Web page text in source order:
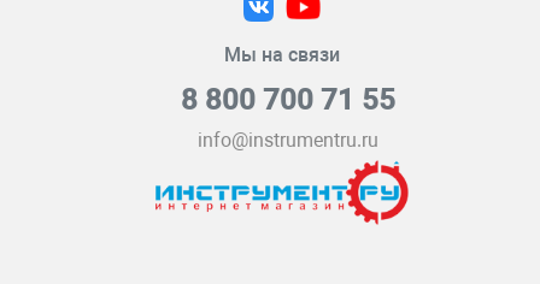
Мы на связи
8 800 700 71 55
info@instrumentru.ru